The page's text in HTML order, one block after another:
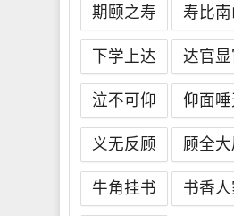
期颐之寿 寿比南
下学上达 达官显
泣不可仰 仰面唾
义无反顾 顾全大
牛角挂书 书香人